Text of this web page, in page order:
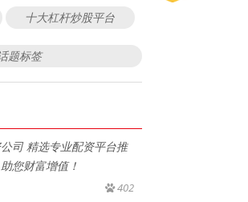
十大杠杆炒股平台
题标签
司 精选专业配资平台推
您财富增值！
402